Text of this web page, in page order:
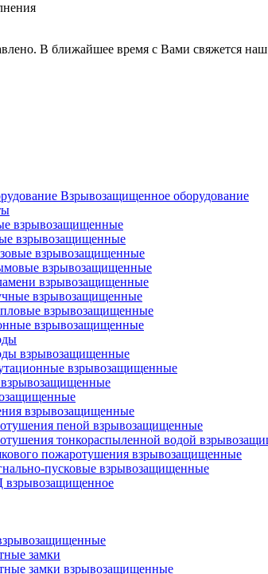
В ближайшее время с Вами свяжется наш
Взрывозащищенное оборудование
взрывозащищенные
взрывозащищенные
взрывозащищенные
взрывозащищенные
взрывозащищенные
взрывозащищенные
взрывозащищенные
взрывозащищенные
взрывозащищенные
взрывозащищенные
взрывозащищенные
пеной взрывозащищенные
тонкораспыленной водой
пожаротушения взрывозащищенные
пусковые взрывозащищенные
замки
замки взрывозащищенные